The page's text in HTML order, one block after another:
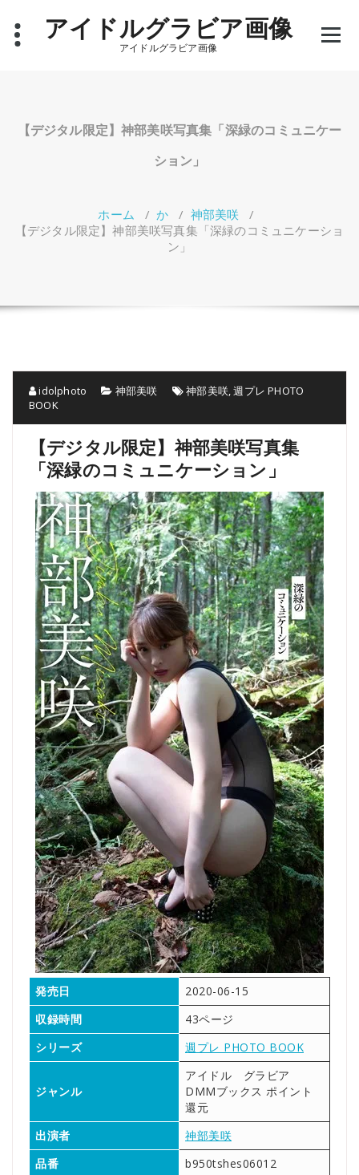
アイドルグラビア画像
アイドルグラビア画像
【デジタル限定】神部美咲写真集「深緑のコミュニケー
ション」
ホーム /か / 神部美咲 /
【デジタル限定】神部美咲写真集「深緑のコミュニケーショ
ン」
idolphoto 神部美咲 神部美咲,週プレ PHOTO
BOOK
【デジタル限定】神部美咲写真集
「深緑のコミュニケーション」
発売日
2020-06-15
収録時間
43ページ
シリーズ
週プレ PHOTO BOOK
ジャンル
アイドル グラビア
DMMブックス ポイント
還元
出演者
神部美咲
品番
b950tshes06012